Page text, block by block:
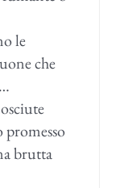
le
che
promesso
brutta